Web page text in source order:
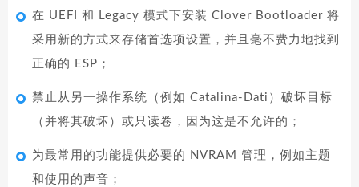
在 UEFI 和 Legacy 模式下安装 Clover Bootloader 将
采用新的方式来存储首选项设置，并且毫不费力地找到
正确的 ESP；
禁止从另一操作系统（例如 Catalina-Dati）破坏目标
（并将其破坏）或只读卷，因为这是不允许的；
为最常用的功能提供必要的 NVRAM 管理，例如主题
和使用的声音；